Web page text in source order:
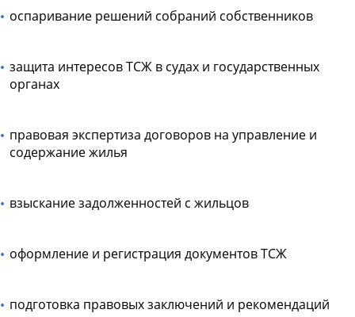
оспаривание решений собраний собственников
защита интересов ТСЖ в судах и государственных
органах
правовая экспертиза договоров на управление и
содержание жилья
взыскание задолженностей с жильцов
оформление и регистрация документов ТСЖ
подготовка правовых заключений и рекомендаций